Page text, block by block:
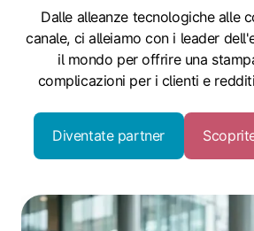
Dalle alleanze tecnologiche alle
canale, ci alleiamo con i leader
il mondo per offrire una
complicazioni per i clienti e
Diventate partner